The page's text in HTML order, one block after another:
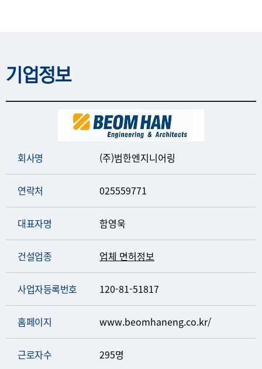
기업정보
회사명 (주)범한엔지니어링
연락처 025559771
대표자명 함영욱
건설업종 업체 면허정보
사업자등록번호 120-81-51817
홈페이지 www.beomhaneng.co.kr/
근로자수 295명